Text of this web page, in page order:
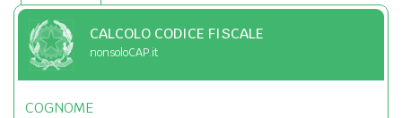
CALCOLO CODICE FISCALE
nonsoloCAP.it
COGNOME